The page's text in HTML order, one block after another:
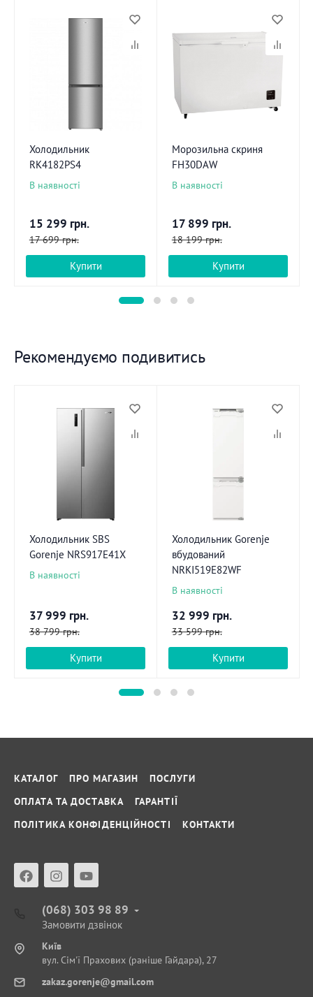
Холодильник
RK4182PS4
В наявності
15 299 грн.
17 699 грн.
Купити
Морозильна скриня
FH30DAW
В наявності
17 899 грн.
18 199 грн.
Купити
Рекомендуємо подивитись
Холодильник SBS
Gorenje NRS917E41X
В наявності
37 999 грн.
38 799 грн.
Купити
Холодильник Gorenje
вбудований
NRKI519E82WF
В наявності
32 999 грн.
33 599 грн.
Купити
КАТАЛОГ ПРО МАГАЗИН
ПОСЛУГИ
ОПЛАТА ТА ДОСТАВКА
ГАРАНТІЇ
ПОЛІТИКА КОНФІДЕНЦІЙНОСТІ
КОНТАКТИ
(068) 303 98 89
Замовити дзвінок
Київ
вул. Сім'ї Прахових (раніше Гайдара), 27
zakaz.gorenje@gmail.com